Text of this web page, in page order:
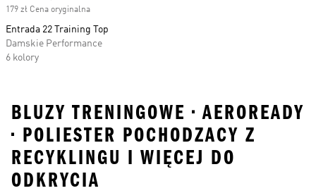
179 zł Cena oryginalna
Entrada 22 Training Top
Damskie Performance
6 kolory
BLUZY TRENINGOWE • AEROREADY
• POLIESTER POCHODZACY Z
RECYKLINGU I WIĘCEJ DO
ODKRYCIA